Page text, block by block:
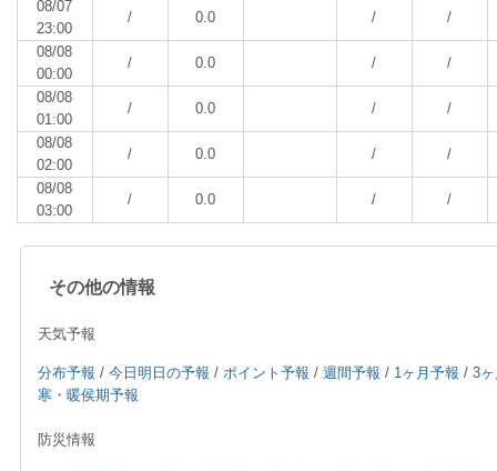
08/07
23:00
/ 0.0 / /
08/08
00:00
/ 0.0 / /
08/08
01:00
/ 0.0 / /
08/08
02:00
/ 0.0 / /
08/08
03:00
/ 0.0 / /
その他の情報
天気予報
分布予報 / 今日明日の予報 / ポイント予報 / 週間予報 / 1ヶ月予報 / 3
寒・暖侯期予報
防災情報